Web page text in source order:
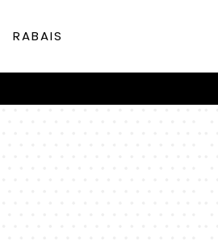
RABAIS